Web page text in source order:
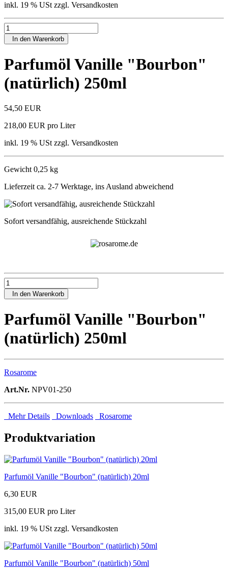
inkl. 19 % USt zzgl. Versandkosten
In den Warenkorb
Parfumöl Vanille "Bourbon"
(natürlich) 250ml
54,50 EUR
218,00 EUR pro Liter
inkl. 19 % USt zzgl. Versandkosten
Gewicht 0,25 kg
Lieferzeit ca. 2-7 Werktage, ins Ausland abweichend
Sofort versandfähig, ausreichende Stückzahl
In den Warenkorb
Parfumöl Vanille "Bourbon"
(natürlich) 250ml
Rosarome
Art.Nr. NPV01-250
Mehr Details Downloads Rosarome
Produktvariation
Parfumöl Vanille "Bourbon" (natürlich) 20ml
6,30 EUR
315,00 EUR pro Liter
inkl. 19 % USt zzgl. Versandkosten
Parfumöl Vanille "Bourbon" (natürlich) 50ml